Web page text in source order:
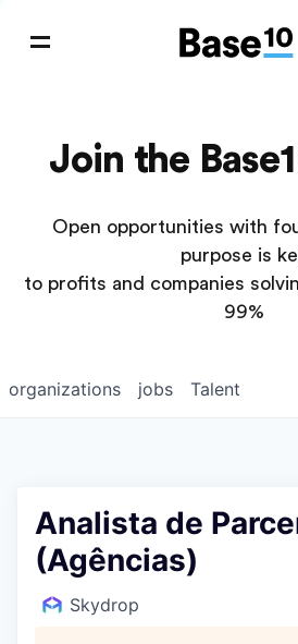
Join the
Open opportunities with
purpose is
to profits and companies
99%
jobs
organizations Talent
Analista de
(Agências)
Skydrop